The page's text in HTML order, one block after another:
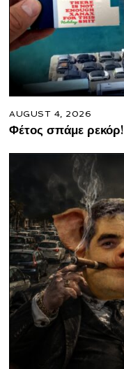
AUGUST 4, 2026
Φέτος σπάμε ρεκόρ!